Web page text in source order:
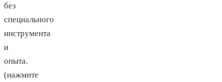
без
специального
инструмента
и
опыта.
(нажмите